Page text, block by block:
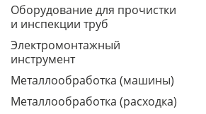
Оборудование для прочистки
и инспекции труб
Электромонтажный
инструмент
Металлообработка (машины)
Металлообработка (расходка)